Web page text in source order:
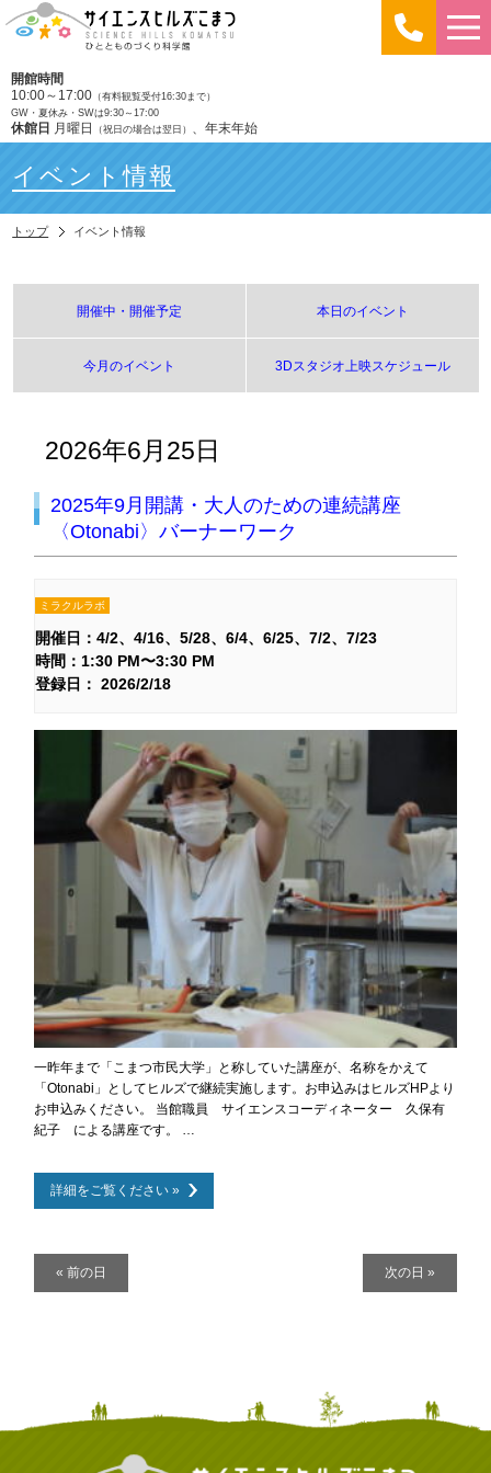
開館時間
10:00～17:00 （有料観覧受付16:30まで）
GW・夏休み・SWは9:30～17:00
休館日 月曜日 （祝日の場合は翌日） 、年末年始
イベント情報
トップ イベント情報
開催中・開催予定 本日のイベント
今月のイベント 3Dスタジオ上映スケジュール
2026年6月25日
2025年9月開講・大人のための連続講座
〈Otonabi〉バーナーワーク
ミラクルラボ
開催日：4/2 4/16 5/28 6/4 6/25 7/2
7/23
時間：1:30 PM〜3:30 PM
登録日： 2026/2/18
一昨年まで「こまつ市民大学」と称していた講座が、名称をかえて
「Otonabi」としてヒルズで継続実施します。お申込みはヒルズHPより
お申込みください。 当館職員 サイエンスコーディネーター 久保有
紀子 による講座です。 …
詳細をご覧ください »
« 前の日 次の日 »